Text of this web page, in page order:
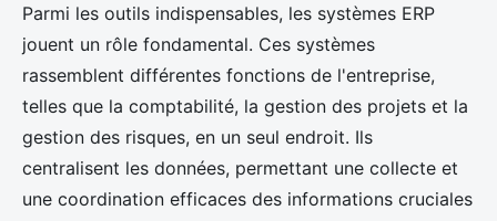
Parmi les outils indispensables, les systèmes ERP
jouent un rôle fondamental. Ces systèmes
rassemblent différentes fonctions de l'entreprise,
telles que la comptabilité, la gestion des projets et la
gestion des risques, en un seul endroit. Ils
centralisent les données, permettant une collecte et
une coordination efficaces des informations cruciales